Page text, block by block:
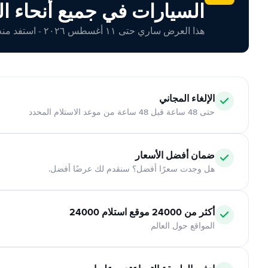
السيارات في جميع أنحاء
هذا العرض ساري حتى ١١ أغسطس ٢٠٢٦ - استفد منه اليوم!
الإلغاء المجاني
حتى 48 ساعة قبل 48 ساعة من موعد الاستلام المحدد
ضمان أفضل الأسعار
هل وجدت سعرًا أفضل؟ سنقدم لك عرضًا أفضل.
أكثر من 24000 موقع استلام 24000
المواقع حول العالم